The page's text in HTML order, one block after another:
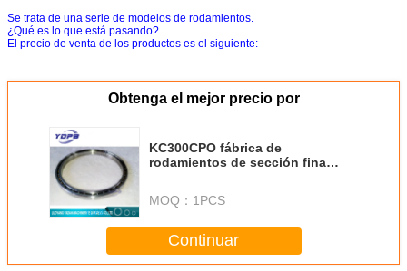
Se trata de una serie de modelos de rodamientos.
¿Qué es lo que está pasando?
El precio de venta de los productos es el siguiente:
Obtenga el mejor precio por
KC300CPO fábrica de
rodamientos de sección fina
rodamiento
MOQ： 1PCS
Continuar